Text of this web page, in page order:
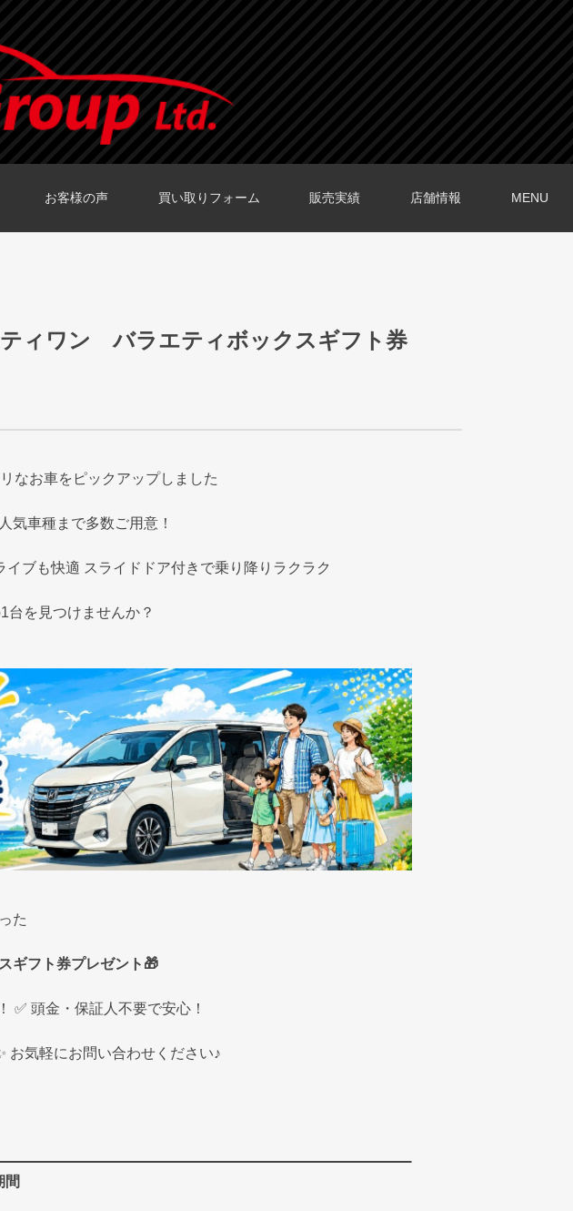
お客様の声 買い取りフォーム 販売実績 店舗情報 MENU
ティワン バラエティボックスギフト券
なお車をピックアップしました
気車種まで多数ご用意！
ブも快適 スライドドア付きで乗り降りラクラク
台を見つけませんか？
た
ギフト券プレゼント🎁
✅ 頭金・保証人不要で安心！
お気軽にお問い合わせください♪
間